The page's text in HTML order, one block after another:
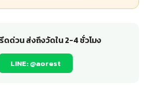
ดด่วน ส่งถึงวัดใน 2-4 ชั่วโมง
LINE: @aorest